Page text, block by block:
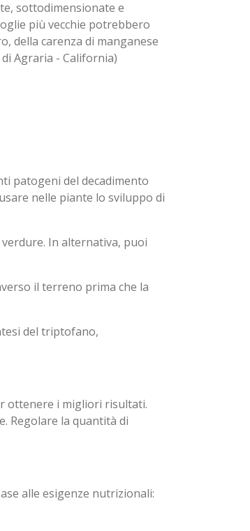
sottodimensionate e
più vecchie potrebbero
della carenza di manganese
di Agraria - California)
patogeni del decadimento
nelle piante lo sviluppo di
In alternativa, puoi
il terreno prima che la
del triptofano,
ottenere i migliori risultati.
Regolare la quantità di
alle esigenze nutrizionali: